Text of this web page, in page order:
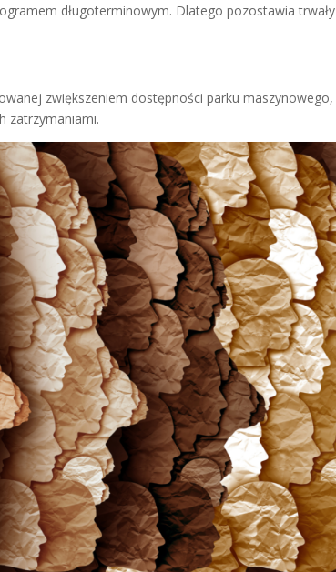
długoterminowym. Dlatego pozostawia
zwiększeniem dostępności parku maszynowego,
zatrzymaniami.